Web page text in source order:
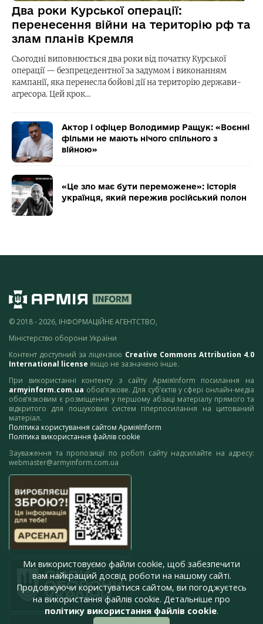
Два роки Курської операції:
перенесення війни на територію рф та
злам планів Кремля
Сьогодні виповнюється два роки від початку Курської
операції — безпрецедентної за задумом і виконанням
кампанії, яка перенесла бойові дії на територію держави-
агресора. Цей крок…
Актор і офіцер Володимир Ращук: «Воєнні
фільми не мають нічого спільного з
війною»
«Це зло має бути переможене»: історія
українця, який пережив російський полон
© 2018 - 2026, ІНФОРМАЦІЙНЕ АГЕНТСТВО,
Міністерство оборони України
Контент доступний за ліцензією Creative Commons Attribution 4.0
International license якщо не зазначено інше.
При використанні контенту з сайту АрміяInform посилання на
armyinform.com.ua обов’язкове. Для суб’єктів у сфері онлайн-медіа
обов’язковим є розміщення у першому абзаці матеріалу прямого та
відкритого для пошукових систем гіперпосилання на цитований
матеріал.
Політика користування сайтом АрміяInform
Політика використання файлів cookie
Зауваження та пропозиції по роботі сайту надсилайте на адресу:
webmaster@armyinform.com.ua
Ми використовуємо файли cookie, щоб забезпечити
вам найкращий досвід роботи на нашому сайті.
Продовжуючи користуватися сайтом, ви погоджуєтесь
на використання файлів cookie. Детальніше про
політику використання файлів cookie.